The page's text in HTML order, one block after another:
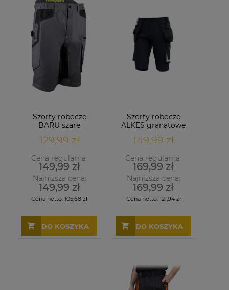
Szorty robocze
BARU szare
129,99 zł
Cena regularna:
149,99 zł
Najniższa cena:
149,99 zł
Cena netto: 105,68 zł
DO KOSZYKA
Szorty robocze
ALKES granatowe
149,99 zł
Cena regularna:
169,99 zł
Najniższa cena:
169,99 zł
Cena netto: 121,94 zł
DO KOSZYKA